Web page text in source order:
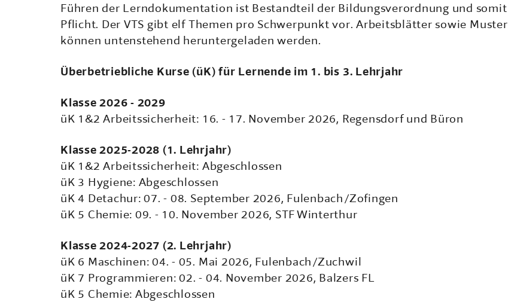
Führen der Lerndokumentation ist Bestandteil der Bildungsverordnung und somit
Pflicht. Der VTS gibt elf Themen pro Schwerpunkt vor. Arbeitsblätter sowie Muster
können untenstehend heruntergeladen werden.
Überbetriebliche Kurse (üK) für Lernende im 1. bis 3. Lehrjahr
Klasse 2026 - 2029
üK 1&2 Arbeitssicherheit: 16. - 17. November 2026, Regensdorf und Büron
Klasse 2025-2028 (1. Lehrjahr)
üK 1&2 Arbeitssicherheit: Abgeschlossen
üK 3 Hygiene: Abgeschlossen
üK 4 Detachur: 07. - 08. September 2026, Fulenbach/Zofingen
üK 5 Chemie: 09. - 10. November 2026, STF Winterthur
Klasse 2024-2027 (2. Lehrjahr)
üK 6 Maschinen: 04. - 05. Mai 2026, Fulenbach/Zuchwil
üK 7 Programmieren: 02. - 04. November 2026, Balzers FL
üK 5 Chemie: Abgeschlossen